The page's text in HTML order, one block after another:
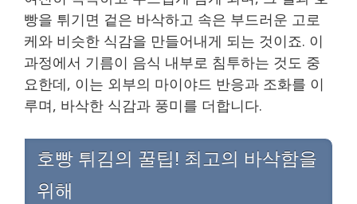
빵을 튀기면 겉은 바삭하고 속은 부드러운 고로
케와 비슷한 식감을 만들어내게 되는 것이죠. 이
과정에서 기름이 음식 내부로 침투하는 것도 중
요한데, 이는 외부의 마이야드 반응과 조화를 이
루며, 바삭한 식감과 풍미를 더합니다.
호빵 튀김의 꿀팁! 최고의 바삭함을
위해